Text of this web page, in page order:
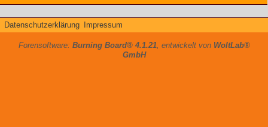
Datenschutzerklärung Impressum
Forensoftware: Burning Board® 4.1.21, entwickelt von WoltLab®
GmbH